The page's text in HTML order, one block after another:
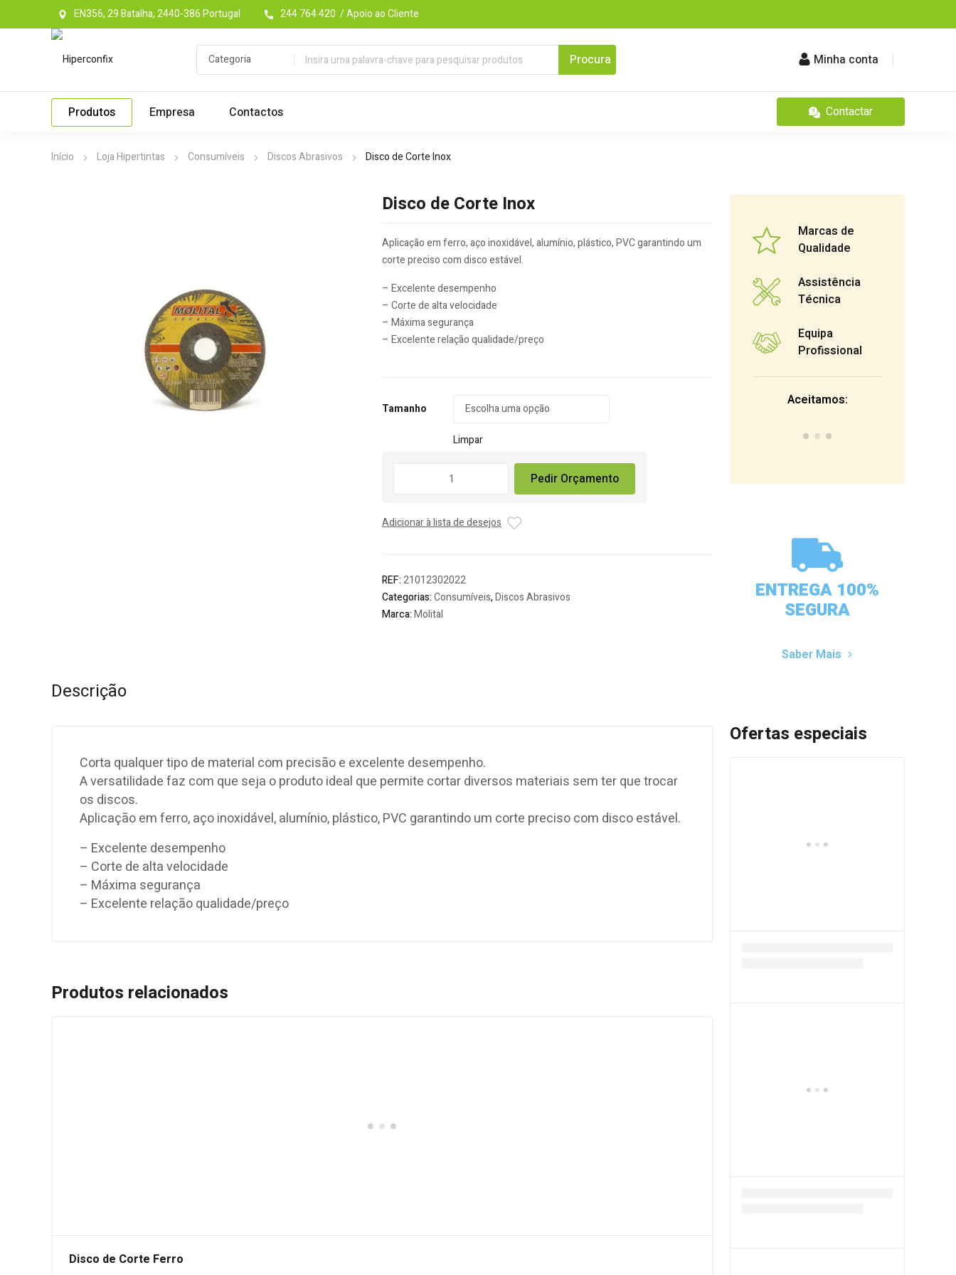
EN356, 29 Batalha, 2440-386 Portugal 244 764 420 / Apoio ao Cliente
Minha conta
Produtos Empresa Contactos Contactar
Início Loja Hipertintas Consumíveis Discos Abrasivos Disco de Corte Inox
Disco de Corte Inox
Aplicação em ferro, aço inoxidável, alumínio, plástico, PVC garantindo um
corte preciso com disco estável.
– Excelente desempenho
– Corte de alta velocidade
– Máxima segurança
– Excelente relação qualidade/preço
Tamanho
Limpar
de
Pedir Orçamento
Adicionar à lista de desejos
REF:21012302022
Categorias:Consumíveis,Discos Abrasivos
Marca:Molital
Descrição
Corta qualquer tipo de material com precisão e excelente desempenho.
A versatilidade faz com que seja o produto ideal que permite cortar diversos materiais sem ter que trocar
os discos.
Aplicação em ferro, aço inoxidável, alumínio, plástico, PVC garantindo um corte preciso com disco estável.
– Excelente desempenho
– Corte de alta velocidade
– Máxima segurança
– Excelente relação qualidade/preço
Produtos relacionados
Disco de Corte Ferro
Marcas de
Qualidade
Assistência
Técnica
Equipa
Profissional
Aceitamos:
ENTREGA 100%
SEGURA
Saber Mais
Ofertas especiais